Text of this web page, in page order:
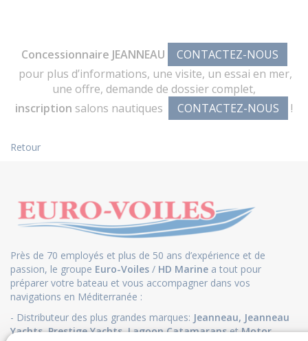
Concessionnaire JEANNEAU
CONTACTEZ-NOUS
pour plus d’informations, une visite, un essai en mer,
une offre, demande de dossier complet,
inscription salons nautiques CONTACTEZ-NOUS !
Retour
Près de 70 employés et plus de 50 ans d’expérience et de
passion, le groupe Euro-Voiles / HD Marine a tout pour
préparer votre bateau et vous accompagner dans vos
navigations en Méditerranée :
- Distributeur des plus grandes marques: Jeanneau, Jeanneau
Yachts,Prestige Yachts, Lagoon CatamaransetMotor